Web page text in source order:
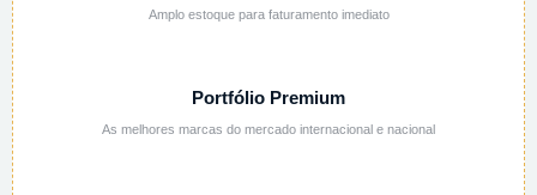
Amplo estoque para faturamento imediato
Portfólio Premium
As melhores marcas do mercado internacional e nacional